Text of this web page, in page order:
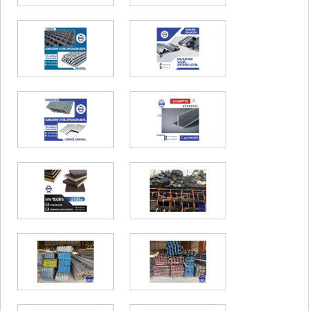
SAMTSKHE-JAVAKHETI
ADIGENI
ASPINDZA
AKHALKALAKI
AKHALTSIKHE
BORJOMI
NINOTSMINDA
ABASTUMANI
BAKURIANI
VALE
KVEMO KARTLI
BOLNISI
GARDABANI
DMANISI
TETRITSKARO
MARNEULI
RUSTAVI
TSALKA
SHIDA KARTLI
GORI
KASPI
KARELI